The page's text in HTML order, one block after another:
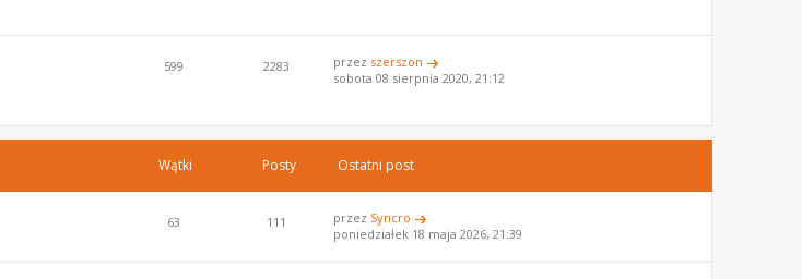
599 2283 przez szerszon
sobota 08 sierpnia 2020, 21:12
Wątki Posty Ostatni post
63 111 przez Syncro
poniedziałek 18 maja 2026, 21:39